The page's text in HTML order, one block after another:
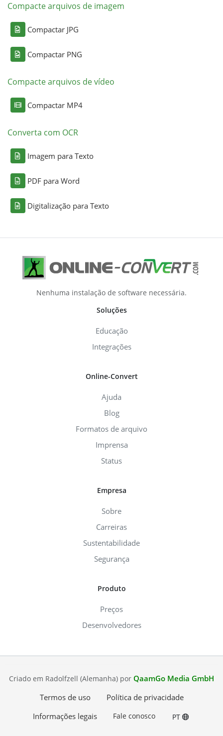
Compacte arquivos de imagem
Compactar JPG
Compactar PNG
Compacte arquivos de vídeo
Compactar MP4
Converta com OCR
Imagem para Texto
PDF para Word
Digitalização para Texto
Nenhuma instalação de software necessária.
Soluções
Educação
Integrações
Online-Convert
Ajuda
Blog
Formatos de arquivo
Imprensa
Status
Empresa
Sobre
Carreiras
Sustentabilidade
Segurança
Produto
Preços
Desenvolvedores
Criado em Radolfzell (Alemanha) por QaamGo Media GmbH
Termos de uso
Política de privacidade
Informações legais
Fale conosco PT